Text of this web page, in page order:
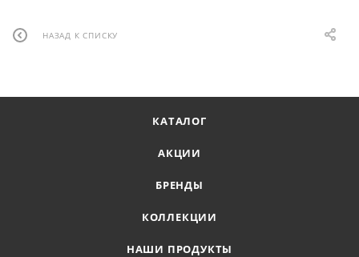
НАЗАД К СПИСКУ
КАТАЛОГ
АКЦИИ
БРЕНДЫ
КОЛЛЕКЦИИ
НАШИ ПРОДУКТЫ